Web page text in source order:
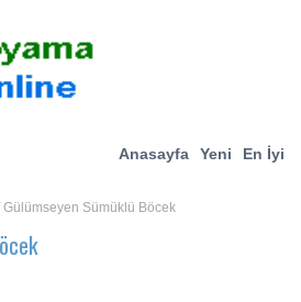
Anasayfa Yeni En İyi
Gülümseyen Sümüklü Böcek